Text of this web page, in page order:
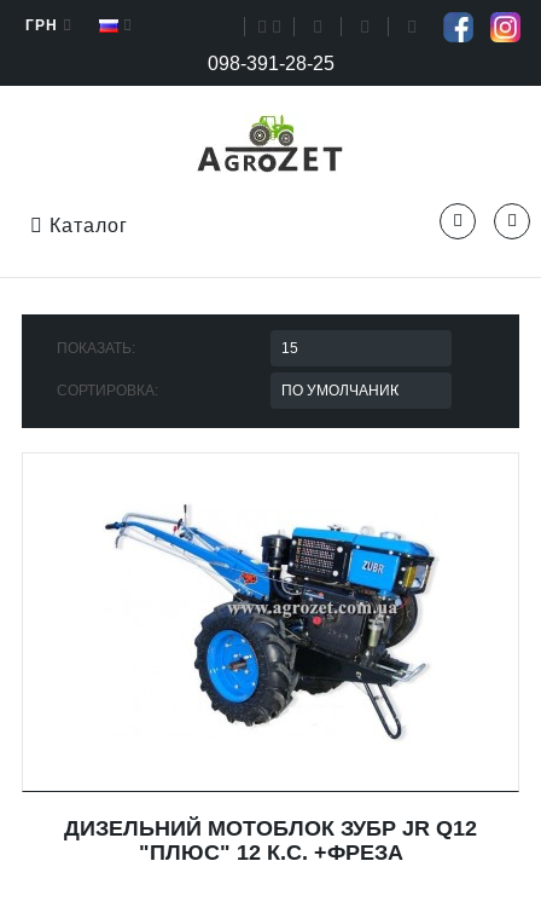
ГРН
098-391-28-25
Каталог
ПОКАЗАТЬ:
СОРТИРОВКА:
ДИЗЕЛЬНИЙ МОТОБЛОК ЗУБР JR Q12
"ПЛЮС" 12 К.С. +ФРЕЗА